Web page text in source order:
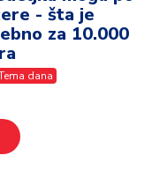
- šta je
za 10.000
dana